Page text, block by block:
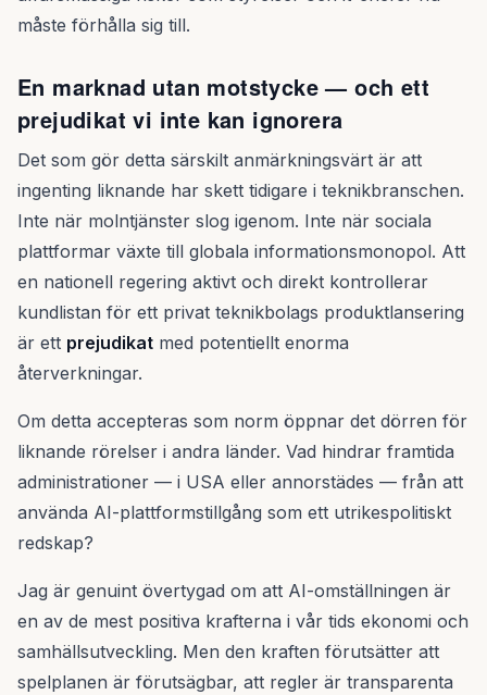
måste förhålla sig till.
En marknad utan motstycke — och ett
prejudikat vi inte kan ignorera
Det som gör detta särskilt anmärkningsvärt är att
ingenting liknande har skett tidigare i teknikbranschen.
Inte när molntjänster slog igenom. Inte när sociala
plattformar växte till globala informationsmonopol. Att
en nationell regering aktivt och direkt kontrollerar
kundlistan för ett privat teknikbolags produktlansering
är ett prejudikat med potentiellt enorma
återverkningar.
Om detta accepteras som norm öppnar det dörren för
liknande rörelser i andra länder. Vad hindrar framtida
administrationer — i USA eller annorstädes — från att
använda AI-plattformstillgång som ett utrikespolitiskt
redskap?
Jag är genuint övertygad om att AI-omställningen är
en av de mest positiva krafterna i vår tids ekonomi och
samhällsutveckling. Men den kraften förutsätter att
spelplanen är förutsägbar, att regler är transparenta